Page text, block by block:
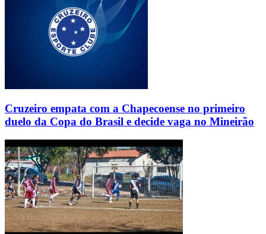
Cruzeiro empata com a Chapecoense no primeiro
duelo da Copa do Brasil e decide vaga no Mineirão